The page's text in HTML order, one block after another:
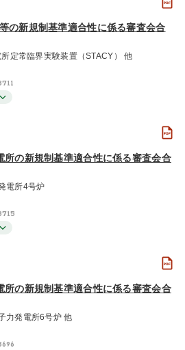
の新規制基準適合性に係る審査会合
定常臨界実験装置（STACY） 他
所の新規制基準適合性に係る審査会合
電所4号炉
所の新規制基準適合性に係る審査会合
力発電所6号炉 他